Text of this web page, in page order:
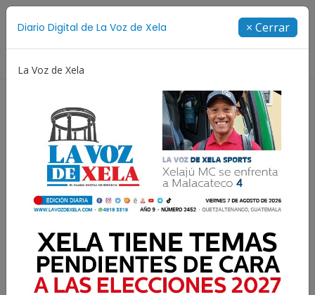
Diario Digital de La Voz de Xela × Cerrar
La Voz de Xela
DIARIO DIGITAL